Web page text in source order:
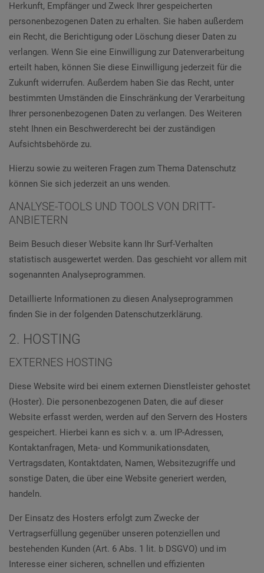
Herkunft, Empfänger und Zweck Ihrer gespeicherten
personenbezogenen Daten zu erhalten. Sie haben außerdem
ein Recht, die Berichtigung oder Löschung dieser Daten zu
verlangen. Wenn Sie eine Einwilligung zur Datenverarbeitung
erteilt haben, können Sie diese Einwilligung jederzeit für die
Zukunft widerrufen. Außerdem haben Sie das Recht, unter
bestimmten Umständen die Einschränkung der Verarbeitung
Ihrer personenbezogenen Daten zu verlangen. Des Weiteren
steht Ihnen ein Beschwerderecht bei der zuständigen
Aufsichtsbehörde zu.
Hierzu sowie zu weiteren Fragen zum Thema Datenschutz
können Sie sich jederzeit an uns wenden.
ANALYSE-TOOLS UND TOOLS VON DRITT­
ANBIETERN
Beim Besuch dieser Website kann Ihr Surf-Verhalten
statistisch ausgewertet werden. Das geschieht vor allem mit
sogenannten Analyseprogrammen.
Detaillierte Informationen zu diesen Analyseprogrammen
finden Sie in der folgenden Datenschutzerklärung.
2. HOSTING
EXTERNES HOSTING
Diese Website wird bei einem externen Dienstleister gehostet
(Hoster). Die personenbezogenen Daten, die auf dieser
Website erfasst werden, werden auf den Servern des Hosters
gespeichert. Hierbei kann es sich v. a. um IP-Adressen,
Kontaktanfragen, Meta- und Kommunikationsdaten,
Vertragsdaten, Kontaktdaten, Namen, Websitezugriffe und
sonstige Daten, die über eine Website generiert werden,
handeln.
Der Einsatz des Hosters erfolgt zum Zwecke der
Vertragserfüllung gegenüber unseren potenziellen und
bestehenden Kunden (Art. 6 Abs. 1 lit. b DSGVO) und im
Interesse einer sicheren, schnellen und effizienten